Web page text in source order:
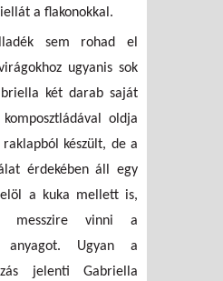
a flakonokkal.
sem rohad el
ugyanis sok
két darab saját
oldja
készült, de a
érdekében áll egy
a kuka mellett is,
messzire vinni a
anyagot. Ugyan a
jelenti Gabriella